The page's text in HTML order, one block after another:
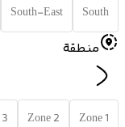
South
South-East
منطقة
Zone 1
Zone 2